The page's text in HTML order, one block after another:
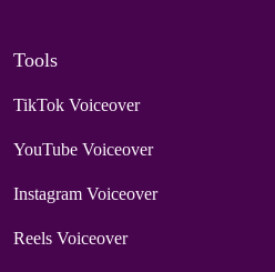
Tools
TikTok Voiceover
YouTube Voiceover
Instagram Voiceover
Reels Voiceover